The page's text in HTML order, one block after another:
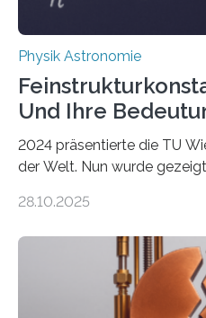
Physik Astronomie
Und Ihre
2024 präsentierte die TU
der Welt. Nun wurde
fundamentalen Physik
Messungen verwenden.
vermutet, weltweit war
Atomkern-Zuständen
28.10.2025